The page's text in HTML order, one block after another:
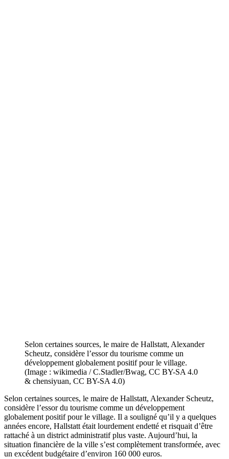
Selon certaines sources, le maire de Hallstatt, Alexander
Scheutz, considère l’essor du tourisme comme un
développement globalement positif pour le village.
(Image : wikimedia / C.Stadler/Bwag, CC BY-SA 4.0
& chensiyuan, CC BY-SA 4.0)
Selon certaines sources, le maire de Hallstatt, Alexander Scheutz,
considère l’essor du tourisme comme un développement
globalement positif pour le village. Il a souligné qu’il y a quelques
années encore, Hallstatt était lourdement endetté et risquait d’être
rattaché à un district administratif plus vaste. Aujourd’hui, la
situation financière de la ville s’est complètement transformée, avec
un excédent budgétaire d’environ 160 000 euros.